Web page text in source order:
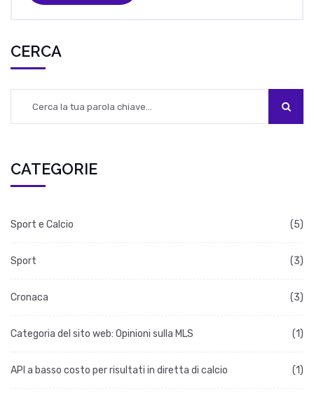
CERCA
CATEGORIE
Sport e Calcio (5)
Sport (3)
Cronaca (3)
Categoria del sito web: Opinioni sulla MLS (1)
API a basso costo per risultati in diretta di calcio (1)